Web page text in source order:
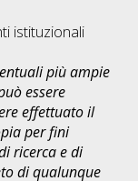
istituzionali
più ampie
essere
effettuato il
per fini
ricerca e di
di qualunque